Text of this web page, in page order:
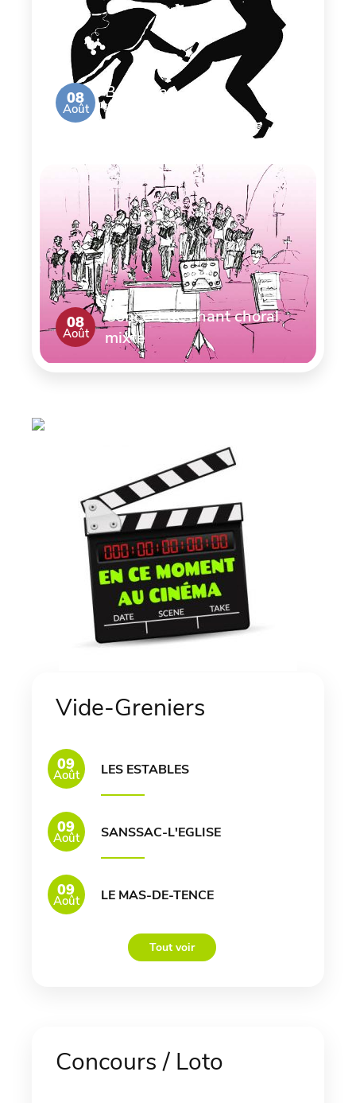
08
Août
Bal de la
Brocante
08
Août
Concert de chant choral
mixte
Vide-Greniers
09
Août LES ESTABLES
09
Août SANSSAC-L'EGLISE
09
Août LE MAS-DE-TENCE
Tout voir
Concours / Loto